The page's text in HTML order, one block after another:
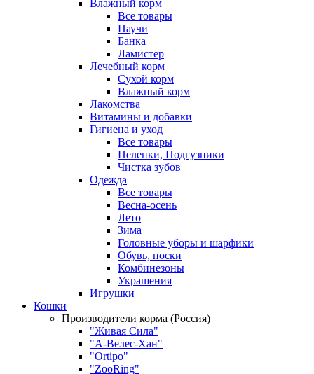
Влажный корм
Все товары
Паучи
Банка
Ламистер
Лечебный корм
Сухой корм
Влажный корм
Лакомства
Витамины и добавки
Гигиена и уход
Все товары
Пеленки, Подгузники
Чистка зубов
Одежда
Все товары
Весна-осень
Лето
Зима
Головные уборы и шарфики
Обувь, носки
Комбинезоны
Украшения
Игрушки
Кошки
Производители корма (Россия)
"Живая Сила"
"А-Велес-Хан"
"Ortipo"
"ZooRing"